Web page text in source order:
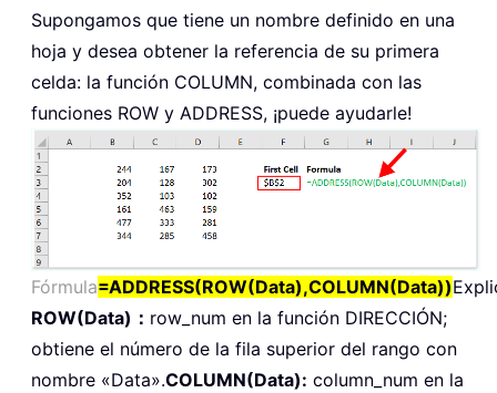
Supongamos que tiene un nombre definido en una
hoja y desea obtener la referencia de su primera
celda: la función COLUMN, combinada con las
funciones ROW y ADDRESS, ¡puede ayudarle!
Fórmula=ADDRESS(ROW(Data),COLUMN(Data))
ROW(Data)： row_num en la función DIRECCIÓN;
obtiene el número de la fila superior del rango con
nombre «Data».COLUMN(Data): column_num en la